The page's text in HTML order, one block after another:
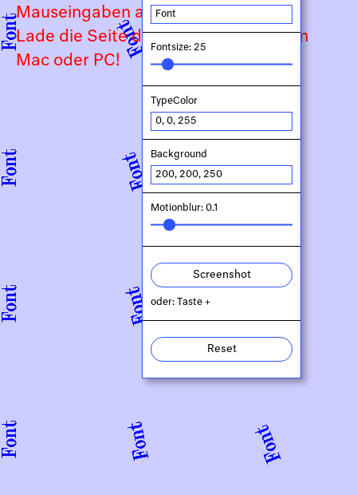
Mauseingaben angewiesen.
Lade die Seite daher bitte auf deinem
Mac oder PC!
Fontsize: 25
TypeColor
Background
Motionblur: 0.1
Screenshot
oder: Taste +
Reset